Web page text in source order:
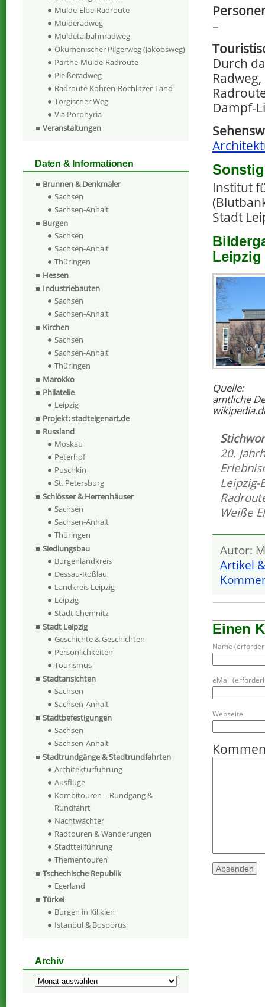
–
Durch
Dampf-
Institut
Stadt
Leipzig
Quelle:
amtliche
20.
Leipzig-
Weiße
Autor:
Artikel
Einen
Name
eMail
Webseite
Mulde-Elbe-Radroute
Mulderadweg
Muldetalbahnradweg
Ökumenischer Pilgerweg (Jakobsweg)
Parthe-Mulde-Radroute
Pleißeradweg
Radroute Kohren-Rochlitzer-Land
Torgischer Weg
Via Porphyria
Veranstaltungen
Daten & Informationen
Brunnen & Denkmäler
Sachsen
Sachsen-Anhalt
Burgen
Sachsen
Sachsen-Anhalt
Thüringen
Hessen
Industriebauten
Sachsen
Sachsen-Anhalt
Kirchen
Sachsen
Sachsen-Anhalt
Thüringen
Marokko
Philatelie
Leipzig
Projekt: stadteigenart.de
Russland
Moskau
Peterhof
Puschkin
St. Petersburg
Schlösser & Herrenhäuser
Sachsen
Sachsen-Anhalt
Thüringen
Siedlungsbau
Burgenlandkreis
Dessau-Roßlau
Landkreis Leipzig
Leipzig
Stadt Chemnitz
Stadt Leipzig
Geschichte & Geschichten
Persönlichkeiten
Tourismus
Stadtansichten
Sachsen
Sachsen-Anhalt
Stadtbefestigungen
Sachsen
Sachsen-Anhalt
Stadtrundgänge & Stadtrundfahrten
Architekturführung
Ausflüge
Kombitouren – Rundgang &
Rundfahrt
Nachtwächter
Radtouren & Wanderungen
Stadtteilführung
Thementouren
Tschechische Republik
Egerland
Türkei
Burgen in Kilikien
Istanbul & Bosporus
Archiv
Archiv